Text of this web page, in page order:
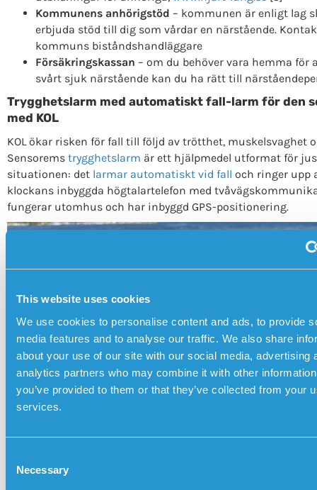
This website uses cookies
We use cookies to personalise content and ads, to provide
media features and to analyse our traffic. We also share
about your use of our site with our social media, advertising
analytics partners who may combine it with other
you’ve provided to them or that they’ve collected from your
services.
Necessary
Kommunens anhörigstöd – kommunen är enligt lag
erbjuda stöd till dig som vårdar en närstående.
kommuns biståndshandläggare
Försäkringskassan – om du behöver vara hemma för
svårt sjuk närstående kan du ha rätt till
Trygghetslarm med automatiskt fall-larm för den
med KOL
KOL ökar risken för fall till följd av trötthet, muskelsvaghet
Sensorems trygghetslarm är ett hjälpmedel utformat för
situationen: det larmar automatiskt vid fall och ringer upp
klockans inbyggda högtalartelefon med
fungerar utomhus och har inbyggd GPS-positionering.